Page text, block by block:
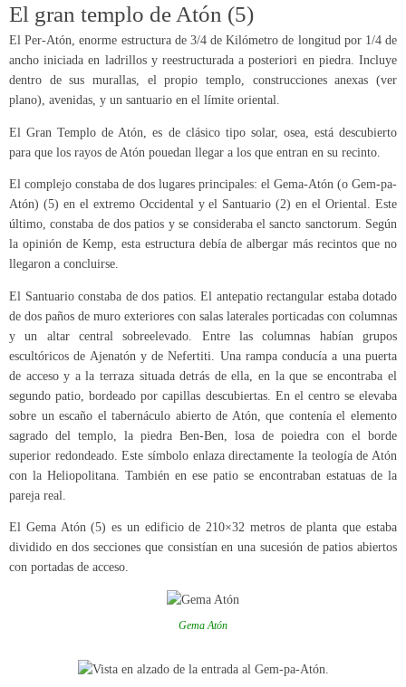
El gran templo de Atón (5)
El Per-Atón, enorme estructura de 3/4 de Kilómetro de longitud por 1/4 de
ancho iniciada en ladrillos y reestructurada a posteriori en piedra. Incluye
dentro de sus murallas, el propio templo, construcciones anexas (ver
plano), avenidas, y un santuario en el límite oriental.
El Gran Templo de Atón, es de clásico tipo solar, osea, está descubierto
para que los rayos de Atón pouedan llegar a los que entran en su recinto.
El complejo constaba de dos lugares principales: el Gema-Atón (o Gem-pa-
Atón) (5) en el extremo Occidental y el Santuario (2) en el Oriental. Este
último, constaba de dos patios y se consideraba el sancto sanctorum. Según
la opinión de Kemp, esta estructura debía de albergar más recintos que no
llegaron a concluirse.
El Santuario constaba de dos patios. El antepatio rectangular estaba dotado
de dos paños de muro exteriores con salas laterales porticadas con columnas
y un altar central sobreelevado. Entre las columnas habían grupos
escultóricos de Ajenatón y de Nefertiti. Una rampa conducía a una puerta
de acceso y a la terraza situada detrás de ella, en la que se encontraba el
segundo patio, bordeado por capillas descubiertas. En el centro se elevaba
sobre un escaño el tabernáculo abierto de Atón, que contenía el elemento
sagrado del templo, la piedra Ben-Ben, losa de poiedra con el borde
superior redondeado. Este símbolo enlaza directamente la teología de Atón
con la Heliopolitana. También en ese patio se encontraban estatuas de la
pareja real.
El Gema Atón (5) es un edificio de 210×32 metros de planta que estaba
dividido en dos secciones que consistían en una sucesión de patios abiertos
con portadas de acceso.
Gema Atón